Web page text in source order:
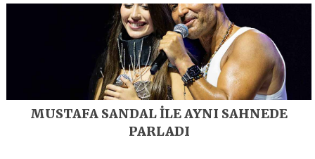
MUSTAFA SANDAL İLE AYNI SAHNEDE
PARLADI